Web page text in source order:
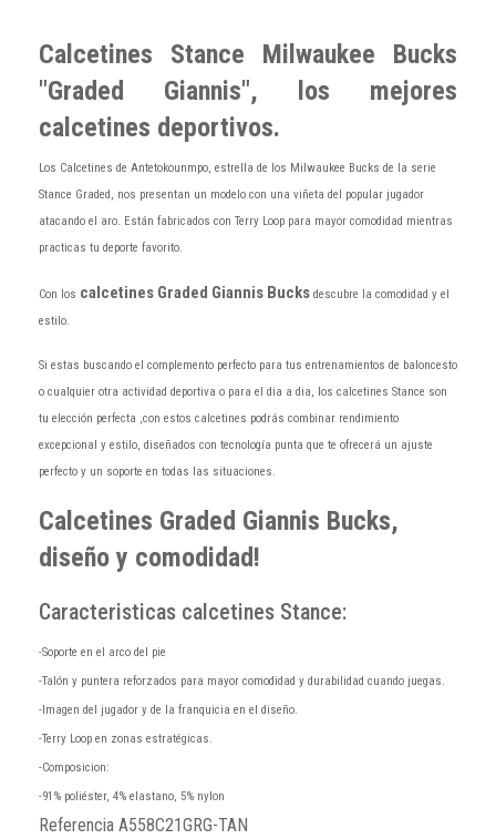
Calcetines Stance Milwaukee Bucks
"Graded Giannis", los mejores
calcetines deportivos.
Los Calcetines de Antetokounmpo, estrella de los Milwaukee Bucks de la serie
Stance Graded, nos presentan un modelo con una viñeta del popular jugador
atacando el aro. Están fabricados con Terry Loop para mayor comodidad mientras
practicas tu deporte favorito.
Con los calcetines Graded Giannis Bucks descubre la comodidad y el
estilo.
Si estas buscando el complemento perfecto para tus entrenamientos de baloncesto
o cualquier otra actividad deportiva o para el dia a dia, los calcetines Stance son
tu elección perfecta ,con estos calcetines podrás combinar rendimiento
excepcional y estilo, diseñados con tecnología punta que te ofrecerá un ajuste
perfecto y un soporte en todas las situaciones.
Calcetines Graded Giannis Bucks,
diseño y comodidad!
Caracteristicas calcetines Stance:
-Soporte en el arco del pie
-Talón y puntera reforzados para mayor comodidad y durabilidad cuando juegas.
-Imagen del jugador y de la franquicia en el diseño.
-Terry Loop en zonas estratégicas.
-Composicion:
-91% poliéster, 4% elastano, 5% nylon
Referencia A558C21GRG-TAN